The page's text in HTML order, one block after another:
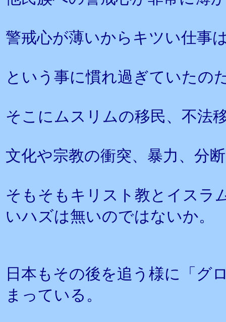
警戒心が薄いからキツい仕事
という事に慣れ過ぎていたの
そこにムスリムの移民、不法
文化や宗教の衝突、暴力、分
そもそもキリスト教とイスラ
いハズは無いのではないか。
日本もその後を追う様に「グ
まっている。